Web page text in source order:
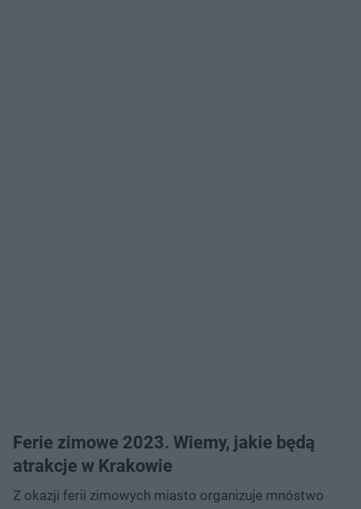
Ferie zimowe 2023. Wiemy, jakie będą
atrakcje w Krakowie
Z okazji ferii zimowych miasto organizuje mnóstwo